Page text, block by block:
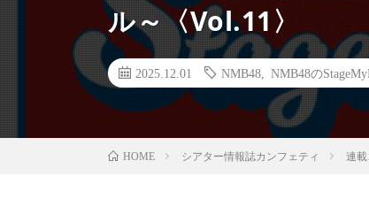
ル～〈Vol.11〉
2025.12.01 NMB48 NMB48の
HOME シアター情報誌カンフェティ 連